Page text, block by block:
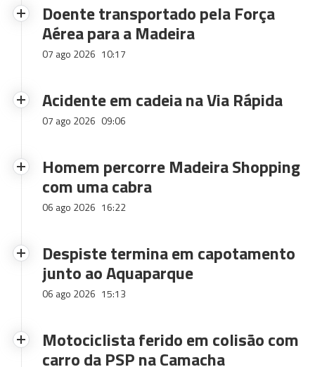
Doente transportado pela Força
Aérea para a Madeira
07 ago 2026 10:17
Acidente em cadeia na Via Rápida
07 ago 2026 09:06
Homem percorre Madeira Shopping
com uma cabra
06 ago 2026 16:22
Despiste termina em capotamento
junto ao Aquaparque
06 ago 2026 15:13
Motociclista ferido em colisão com
carro da PSP na Camacha